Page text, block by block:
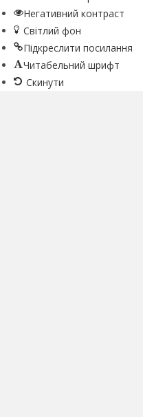
Негативний контраст
Світлий фон
Підкреслити посилання
Читабельний шрифт
Скинути